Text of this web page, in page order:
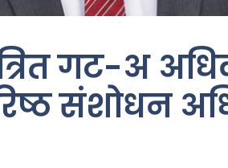
गट-अ
संशोधन